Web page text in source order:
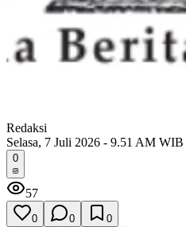
Redaksi
Selasa, 7 Juli 2026 - 9.51 AM WIB
0
57
0 0 0